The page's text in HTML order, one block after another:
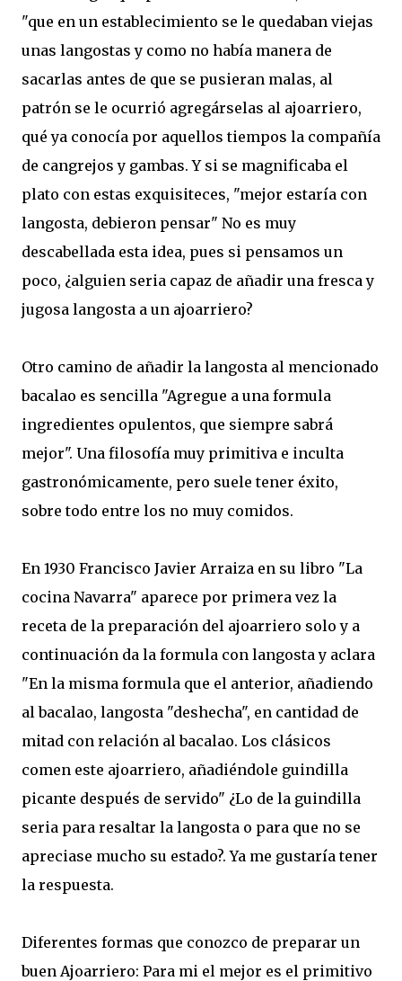
"que en un establecimiento se le quedaban viejas
unas langostas y como no había manera de
sacarlas antes de que se pusieran malas, al
patrón se le ocurrió agregárselas al ajoarriero,
qué ya conocía por aquellos tiempos la compañía
de cangrejos y gambas. Y si se magnificaba el
plato con estas exquisiteces, "mejor estaría con
langosta, debieron pensar" No es muy
descabellada esta idea, pues si pensamos un
poco, ¿alguien seria capaz de añadir una fresca y
jugosa langosta a un ajoarriero?
Otro camino de añadir la langosta al mencionado
bacalao es sencilla "Agregue a una formula
ingredientes opulentos, que siempre sabrá
mejor". Una filosofía muy primitiva e inculta
gastronómicamente, pero suele tener éxito,
sobre todo entre los no muy comidos.
En 1930 Francisco Javier Arraiza en su libro "La
cocina Navarra" aparece por primera vez la
receta de la preparación del ajoarriero solo y a
continuación da la formula con langosta y aclara
"En la misma formula que el anterior, añadiendo
al bacalao, langosta "deshecha", en cantidad de
mitad con relación al bacalao. Los clásicos
comen este ajoarriero, añadiéndole guindilla
picante después de servido" ¿Lo de la guindilla
seria para resaltar la langosta o para que no se
apreciase mucho su estado?. Ya me gustaría tener
la respuesta.
Diferentes formas que conozco de preparar un
buen Ajoarriero: Para mi el mejor es el primitivo